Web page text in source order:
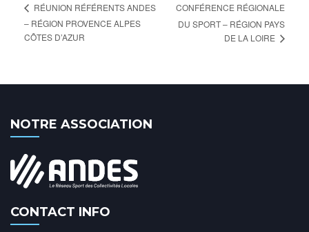
RÉUNION RÉFÉRENTS ANDES
– RÉGION PROVENCE ALPES
CÔTES D’AZUR
CONFÉRENCE RÉGIONALE
DU SPORT – RÉGION PAYS
DE LA LOIRE
NOTRE ASSOCIATION
CONTACT INFO